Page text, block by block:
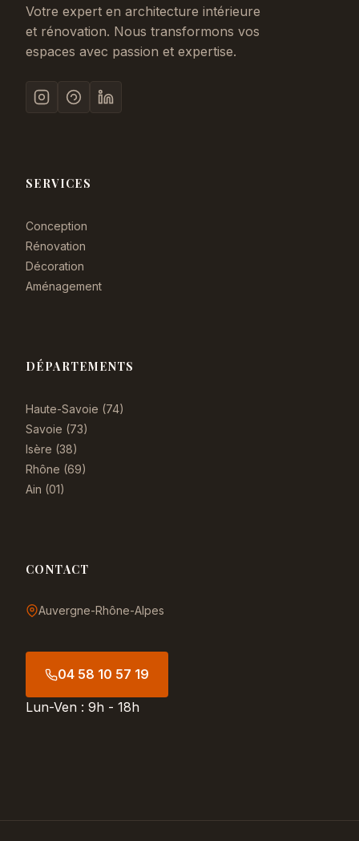
Votre expert en architecture intérieure
et rénovation. Nous transformons vos
espaces avec passion et expertise.
SERVICES
Conception
Rénovation
Décoration
Aménagement
DÉPARTEMENTS
Haute-Savoie (74)
Savoie (73)
Isère (38)
Rhône (69)
Ain (01)
CONTACT
Auvergne-Rhône-Alpes
04 58 10 57 19
Lun-Ven : 9h - 18h